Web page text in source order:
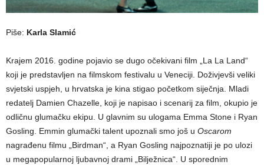
Piše: Karla Slamić
Krajem 2016. godine pojavio se dugo očekivani film „La La Land“
koji je predstavljen na filmskom festivalu u Veneciji. Doživjevši veliki
svjetski uspjeh, u hrvatska je kina stigao početkom siječnja. Mladi
redatelj Damien Chazelle, koji je napisao i scenarij za film, okupio je
odličnu glumačku ekipu. U glavnim su ulogama Emma Stone i Ryan
Gosling. Emmin glumački talent upoznali smo još u Oscarom
nagrađenu filmu „Birdman“, a Ryan Gosling najpoznatiji je po ulozi
u megapopularnoj ljubavnoj drami „Bilježnica“. U sporednim